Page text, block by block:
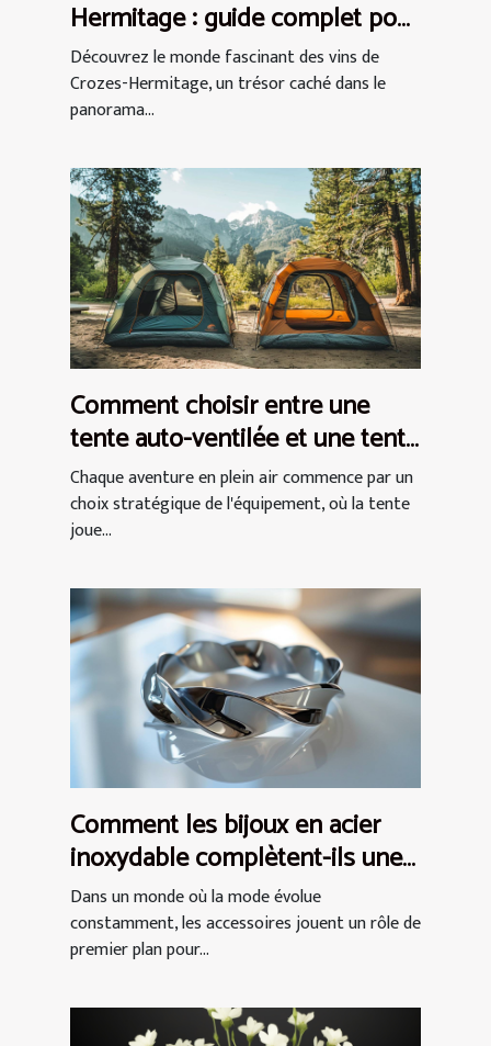
Hermitage : guide complet pour
débutants
Découvrez le monde fascinant des vins de
Crozes-Hermitage, un trésor caché dans le
panorama...
Comment choisir entre une
tente auto-ventilée et une tente
à air captif
Chaque aventure en plein air commence par un
choix stratégique de l'équipement, où la tente
joue...
Comment les bijoux en acier
inoxydable complètent-ils une
tenue ?
Dans un monde où la mode évolue
constamment, les accessoires jouent un rôle de
premier plan pour...